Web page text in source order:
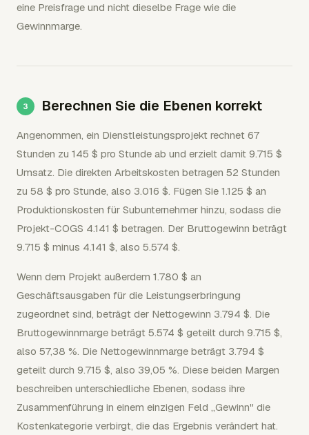
eine Preisfrage und nicht dieselbe Frage wie die
Gewinnmarge.
Berechnen Sie die Ebenen korrekt
Angenommen, ein Dienstleistungsprojekt rechnet 67
Stunden zu 145 $ pro Stunde ab und erzielt damit 9.715 $
Umsatz. Die direkten Arbeitskosten betragen 52 Stunden
zu 58 $ pro Stunde, also 3.016 $. Fügen Sie 1.125 $ an
Produktionskosten für Subunternehmer hinzu, sodass die
Projekt-COGS 4.141 $ betragen. Der Bruttogewinn beträgt
9.715 $ minus 4.141 $, also 5.574 $.
Wenn dem Projekt außerdem 1.780 $ an
Geschäftsausgaben für die Leistungserbringung
zugeordnet sind, beträgt der Nettogewinn 3.794 $. Die
Bruttogewinnmarge beträgt 5.574 $ geteilt durch 9.715 $,
also 57,38 %. Die Nettogewinnmarge beträgt 3.794 $
geteilt durch 9.715 $, also 39,05 %. Diese beiden Margen
beschreiben unterschiedliche Ebenen, sodass ihre
Zusammenführung in einem einzigen Feld „Gewinn" die
Kostenkategorie verbirgt, die das Ergebnis verändert hat.